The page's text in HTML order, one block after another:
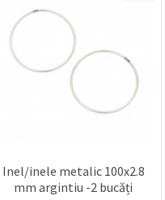
Inel/inele metalic 100x2.8
mm argintiu -2 bucăți